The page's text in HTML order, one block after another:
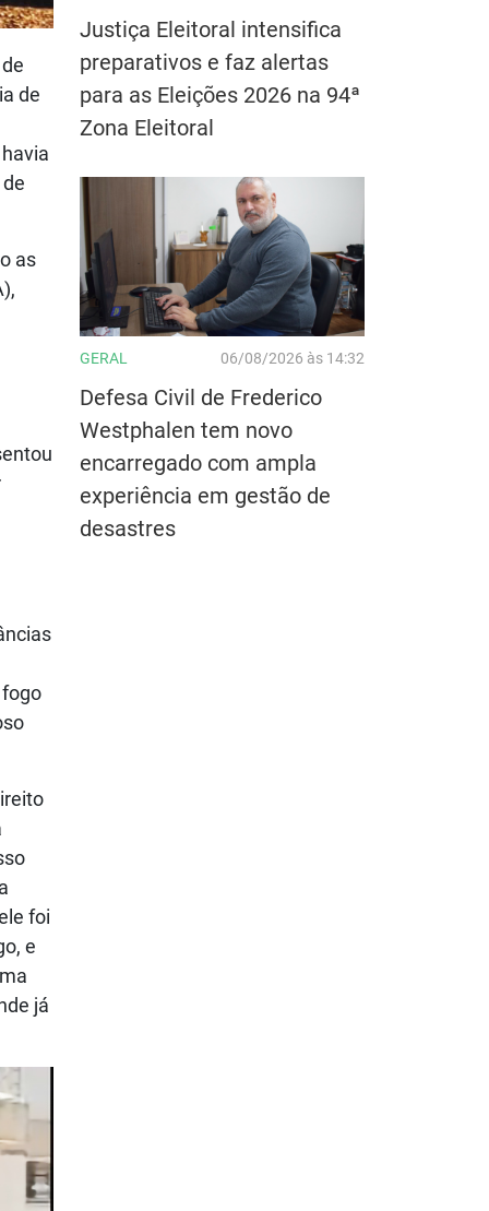
de
as
foi
e
já
Justiça Eleitoral intensifica
preparativos e faz alertas
para as Eleições 2026 na 94ª
Zona Eleitoral
GERAL 06/08/2026 às 14:32
Defesa Civil de Frederico
Westphalen tem novo
encarregado com ampla
experiência em gestão de
desastres